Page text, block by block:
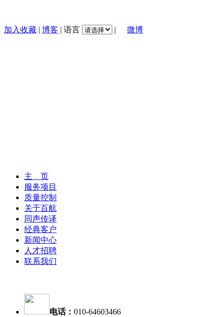
加入收藏 | 博客 | 语言 | 微博
主 页
服务项目
质量控制
关于百航
同声传译
经典客户
新闻中心
人才招聘
联系我们
电话： 010-64603466